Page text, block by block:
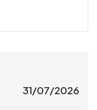
31/07/2026